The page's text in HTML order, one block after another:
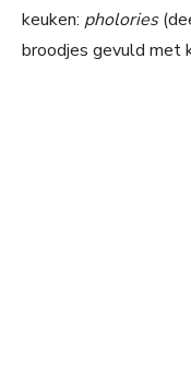
keuken: pholories
broodjes gevuld met